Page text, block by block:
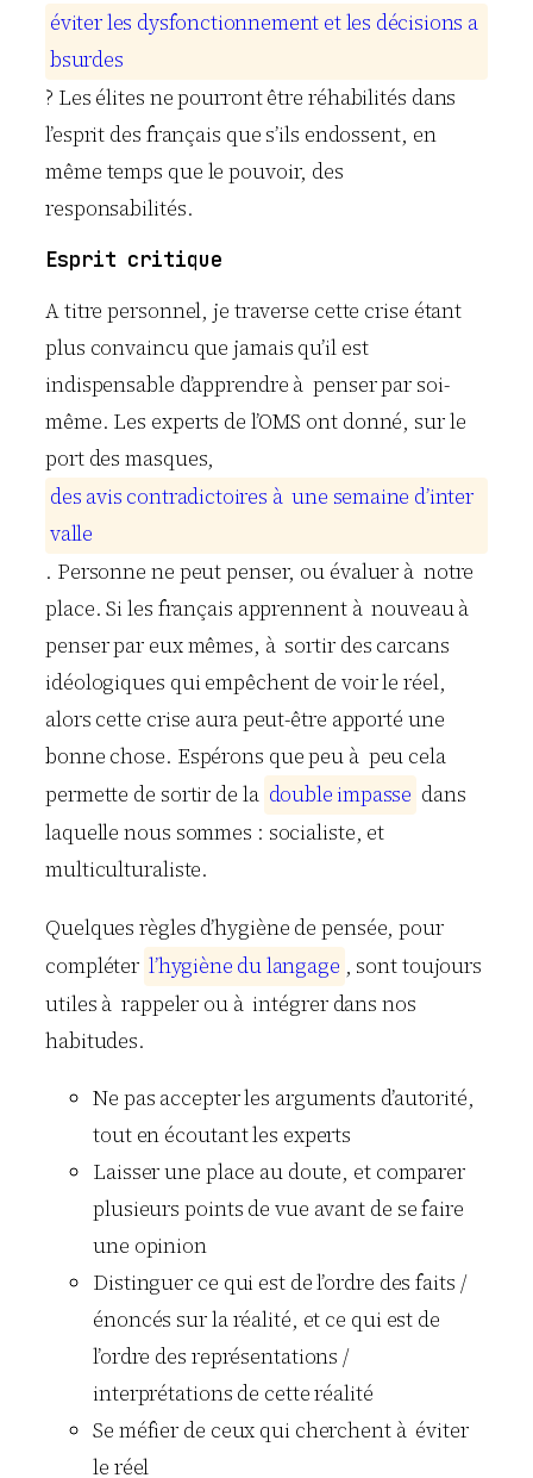
éviterles dysfonctionnement etles décisions a
bsurdes
? Les élites ne pourront être réhabilités dans
l’esprit des français que s’ils endossent, en
même temps que le pouvoir, des
responsabilités.
Esprit critique
A titre personnel, je traverse cette crise étant
plus convaincu que jamais qu’il est
indispensable d’apprendre à penser par soi-
même. Les experts de l’OMS ont donné, sur le
port des masques,
des avis contradictoires à une semaine d’inter
valle
. Personne ne peut penser, ou évaluer à notre
place. Si les français apprennent à nouveau à
penser par eux mêmes, à sortir des carcans
idéologiques qui empêchent de voir le réel,
alors cette crise aura peut-être apporté une
bonne chose. Espérons que peu à peu cela
permette de sortir de la double impasse dans
laquelle nous sommes : socialiste, et
multiculturaliste.
Quelques règles d’hygiène de pensée, pour
compléter l’hygiène dulangage , sont toujours
utiles à rappeler ou à intégrer dans nos
habitudes.
Ne pas accepter les arguments d’autorité,
tout en écoutant les experts
Laisser une place au doute, et comparer
plusieurs points de vue avant de se faire
une opinion
Distinguer ce qui est de l’ordre des faits /
énoncés sur la réalité, et ce qui est de
l’ordre des représentations /
interprétations de cette réalité
Se méfier de ceux qui cherchent à éviter
le réel